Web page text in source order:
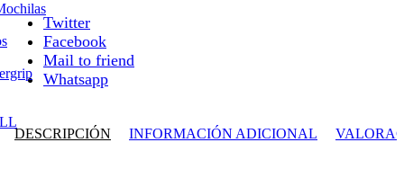
Twitter
Facebook
Mail to friend
Whatsapp
DESCRIPCIÓN INFORMACIÓN ADICIONAL